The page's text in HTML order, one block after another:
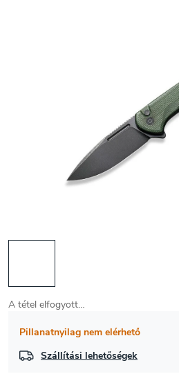
A tétel elfogyott…
Pillanatnyilag nem elérhető
Szállítási lehetőségek